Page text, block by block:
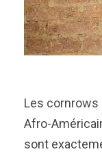
Les cornrows
Afro-
sont